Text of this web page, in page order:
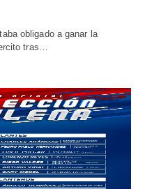
obligado a ganar la
tras…